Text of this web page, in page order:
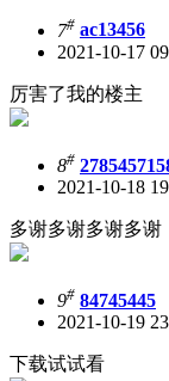
7# ac13456
2021-10-17
厉害了我的楼主
8#
2021-10-18
多谢多谢多谢多谢
9# 84745445
2021-10-19
下载试试看